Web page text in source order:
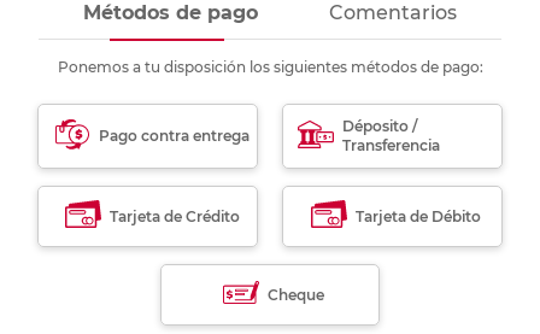
Métodos de pago Comentarios
Ponemos a tu disposición los siguientes métodos de pago:
Pago contra entrega
Déposito /
Transferencia
Tarjeta de Crédito Tarjeta de Débito
Cheque